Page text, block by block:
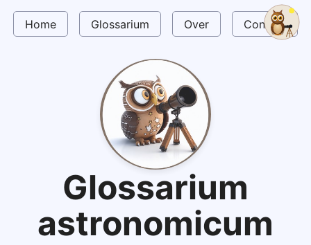
Home Glossarium Over Contact
Glossarium
astronomicum